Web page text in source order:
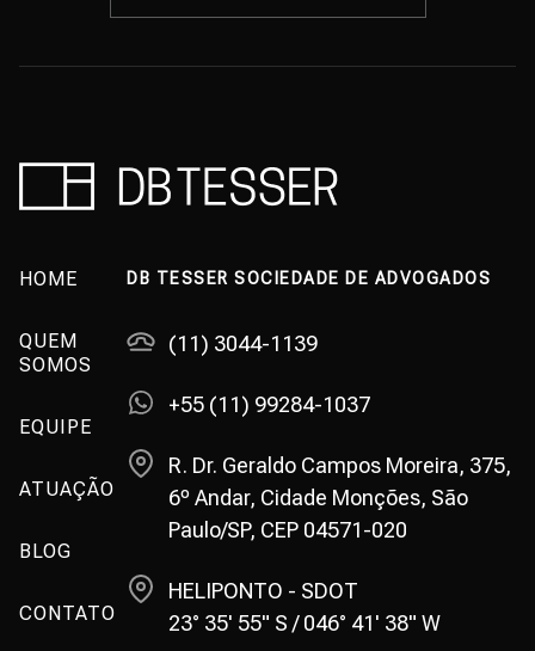
HOME
QUEM
SOMOS
EQUIPE
ATUAÇÃO
BLOG
CONTATO
DB TESSER SOCIEDADE DE ADVOGADOS
(11) 3044-1139
+55 (11) 99284-1037
R. Dr. Geraldo Campos Moreira, 375,
6º Andar, Cidade Monções, São
Paulo/SP, CEP 04571-020
HELIPONTO - SDOT
23° 35' 55" S / 046° 41' 38" W